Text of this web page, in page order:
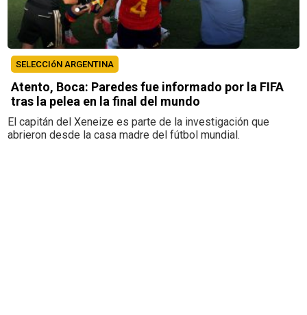
SELECCIóN ARGENTINA
Atento, Boca: Paredes fue informado por la FIFA
tras la pelea en la final del mundo
El capitán del Xeneize es parte de la investigación que
abrieron desde la casa madre del fútbol mundial.